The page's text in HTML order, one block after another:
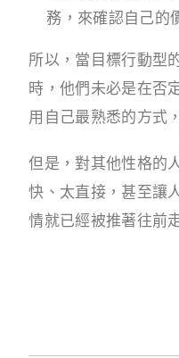
務，來確認自己的
所以，當目標行動型
時，他們未必是在否
用自己最熟悉的方式
但是，對其他性格的
快、太直接，甚至讓
情就已經被推著往前